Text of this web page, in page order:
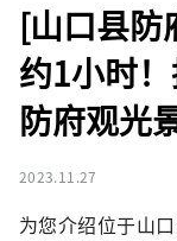
[山口县
约1小时
防府观光
2023.11.27
为您介绍位于山